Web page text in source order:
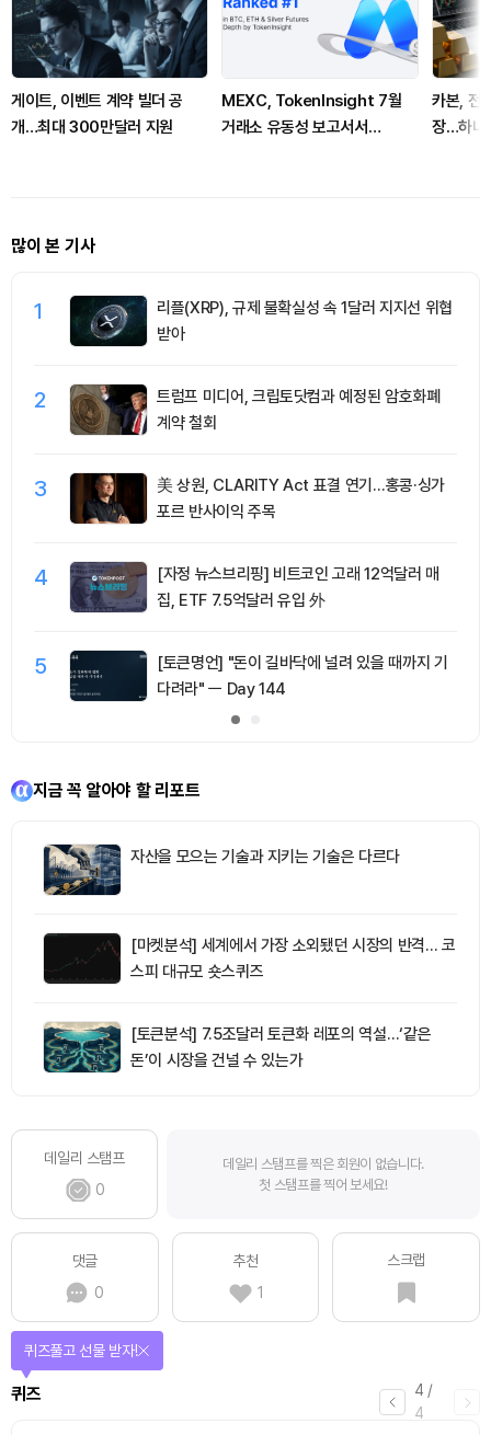
게이트, 이벤트 계약 빌더 공
개…최대 300만달러 지원
MEXC, TokenInsight 7월
거래소 유동성 보고서서
카본, 전
장…하나
많이 본 기사
1
리플(XRP), 규제 불확실성 속 1달러 지지선 위협
받아
2
트럼프 미디어, 크립토닷컴과 예정된 암호화폐
계약 철회
3
美 상원, CLARITY Act 표결 연기…홍콩·싱가
포르 반사이익 주목
4
[자정 뉴스브리핑] 비트코인 고래 12억달러 매
집, ETF 7.5억달러 유입 外
5
[토큰명언] "돈이 길바닥에 널려 있을 때까지 기
다려라" ㅡ Day 144
지금 꼭 알아야 할 리포트
자산을 모으는 기술과 지키는 기술은 다르다
[마켓분석] 세계에서 가장 소외됐던 시장의 반격… 코
스피 대규모 숏스퀴즈
[토큰분석] 7.5조달러 토큰화 레포의 역설…‘같은
돈’이 시장을 건널 수 있는가
데일리 스탬프
0
데일리 스탬프를 찍은 회원이 없습니다.
첫 스탬프를 찍어 보세요!
댓글
0
추천
1
스크랩
4 /
4
퀴즈
퀴즈풀고 선물 받자!